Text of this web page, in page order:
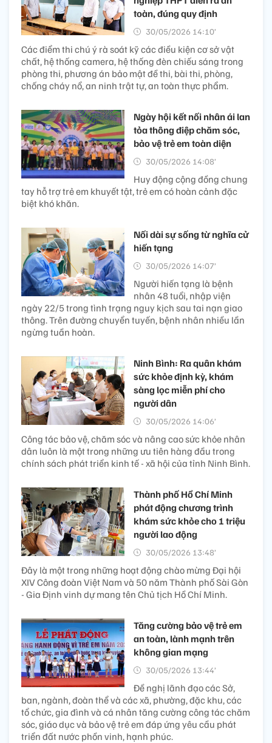
toàn, đúng quy định
30/05/2026 14:10’
Các điểm thi chú ý rà soát kỹ các điều kiện cơ sở vật
chất, hệ thống camera, hệ thống đèn chiếu sáng trong
phòng thi, phương án bảo mật đề thi, bài thi, phòng,
chống cháy nổ, an ninh trật tự, an toàn thực phẩm.
Ngày hội kết nối nhân ái lan
tỏa thông điệp chăm sóc,
bảo vệ trẻ em toàn diện
30/05/2026 14:08’
Huy động cộng đồng chung
tay hỗ trợ trẻ em khuyết tật, trẻ em có hoàn cảnh đặc
biệt khó khăn.
Nối dài sự sống từ nghĩa cử
hiến tạng
30/05/2026 14:07’
Người hiến tạng là bệnh
nhân 48 tuổi, nhập viện
ngày 22/5 trong tình trạng nguy kịch sau tai nạn giao
thông. Trên đường chuyển tuyến, bệnh nhân nhiều lần
ngừng tuần hoàn.
Ninh Bình: Ra quân khám
sức khỏe định kỳ, khám
sàng lọc miễn phí cho
người dân
30/05/2026 14:06’
Công tác bảo vệ, chăm sóc và nâng cao sức khỏe nhân
dân luôn là một trong những ưu tiên hàng đầu trong
chính sách phát triển kinh tế - xã hội của tỉnh Ninh Bình.
Thành phố Hồ Chí Minh
phát động chương trình
khám sức khỏe cho 1 triệu
người lao động
30/05/2026 13:48’
Đây là một trong những hoạt động chào mừng Đại hội
XIV Công đoàn Việt Nam và 50 năm Thành phố Sài Gòn
- Gia Định vinh dự mang tên Chủ tịch Hồ Chí Minh.
Tăng cường bảo vệ trẻ em
an toàn, lành mạnh trên
không gian mạng
30/05/2026 13:44’
Đề nghị lãnh đạo các Sở,
ban, ngành, đoàn thể và các xã, phường, đặc khu, các
tổ chức, gia đình và cá nhân tăng cường công tác chăm
sóc, giáo dục và bảo vệ trẻ em đáp ứng yêu cầu phát
triển đất nước phồn vinh, hạnh phúc.